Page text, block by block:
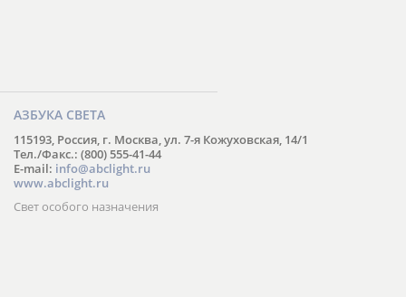
АЗБУКА СВЕТА
115193, Россия, г. Москва, ул. 7-я Кожуховская, 14/1
Тел./Факс.: (800) 555-41-44
E-mail: info@abclight.ru
www.abclight.ru
Свет особого назначения